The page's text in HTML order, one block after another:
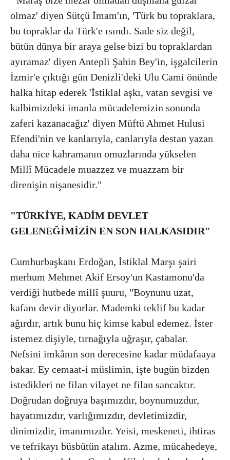
olmaz' diyen Sütçü İmam'ın, 'Türk bu topraklara,
bu topraklar da Türk'e ısındı. Sade siz değil,
bütün dünya bir araya gelse bizi bu topraklardan
ayıramaz' diyen Antepli Şahin Bey'in, işgalcilerin
İzmir'e çıktığı gün Denizli'deki Ulu Cami önünde
halka hitap ederek 'İstiklal aşkı, vatan sevgisi ve
kalbimizdeki imanla mücadelemizin sonunda
zaferi kazanacağız' diyen Müftü Ahmet Hulusi
Efendi'nin ve kanlarıyla, canlarıyla destan yazan
daha nice kahramanın omuzlarında yükselen
Millî Mücadele muazzez ve muazzam bir
direnişin nişanesidir."
"TÜRKİYE, KADİM DEVLET
GELENEĞİMİZİN EN SON HALKASIDIR"
Cumhurbaşkanı Erdoğan, İstiklal Marşı şairi
merhum Mehmet Akif Ersoy'un Kastamonu'da
verdiği hutbede millî şuuru, "Boynunu uzat,
kafanı devir diyorlar. Mademki teklif bu kadar
ağırdır, artık bunu hiç kimse kabul edemez. İster
istemez dişiyle, tırnağıyla uğraşır, çabalar.
Nefsini imkânın son derecesine kadar müdafaaya
bakar. Ey cemaat-i müslimin, işte bugün bizden
istedikleri ne filan vilayet ne filan sancaktır.
Doğrudan doğruya başımızdır, boynumuzdur,
hayatımızdır, varlığımızdır, devletimizdir,
dinimizdir, imanımızdır. Yeisi, meskeneti, ihtiras
ve tefrikayı büsbütün atalım. Azme, mücahedeye,